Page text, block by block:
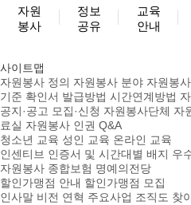
자원
봉사
정보
공유
교육
안내
사이트맵
자원봉사 정의 자원봉사 분야 자원봉
기준 확인서 발급방법 시간연계방법
공지·공고 모집·신청 자원봉사단체 자
료실 자원봉사 인권 Q&A
청소년 교육 성인 교육 온라인 교육
인센티브 인증서 및 시간대별 배지 우
자원봉사 종합보험 명예의전당
할인가맹점 안내 할인가맹점 모집
인사말 비전 연혁 주요사업 조직도 찾